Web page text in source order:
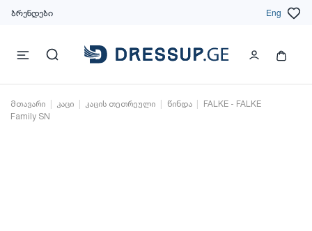
ბრენდები Eng
მთავარი კაცი კაცის თეთრეული წინდა
FALKE - FALKE
Family SN